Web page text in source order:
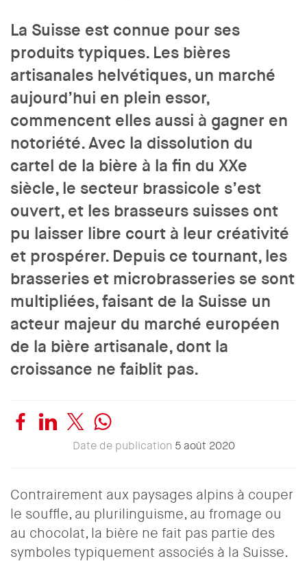
La Suisse est connue pour ses
produits typiques. Les bières
artisanales helvétiques, un marché
aujourd’hui en plein essor,
commencent elles aussi à gagner en
notoriété. Avec la dissolution du
cartel de la bière à la fin du XXe
siècle, le secteur brassicole s’est
ouvert, et les brasseurs suisses ont
pu laisser libre court à leur créativité
et prospérer. Depuis ce tournant, les
brasseries et microbrasseries se sont
multipliées, faisant de la Suisse un
acteur majeur du marché européen
de la bière artisanale, dont la
croissance ne faiblit pas.
Date de publication 5 août 2020
Contrairement aux paysages alpins à couper
le souffle, au plurilinguisme, au fromage ou
au chocolat, la bière ne fait pas partie des
symboles typiquement associés à la Suisse.